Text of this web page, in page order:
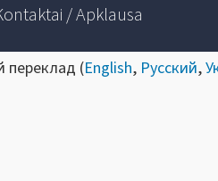
/ Apklausa
переклад (English, Русский,